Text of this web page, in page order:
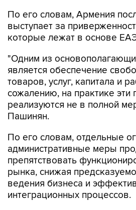
По его словам, Армения
выступает за
которые лежат в основе
"Одним из
является обеспечение
товаров, услуг, капитала и
сожалению, на практике эти
реализуются не в полной
Пашинян.
По его словам, отдельные
административные меры
препятствовать
рынка, снижая
ведения бизнеса и
интеграционных процессов.